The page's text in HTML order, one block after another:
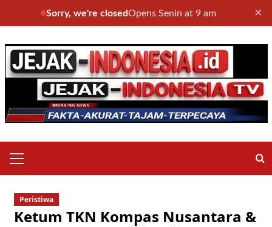
Sorry, we're closedOpens Senin at 9 am ×
to
content
Menu
Peristiwa
Ketum TKN Kompas Nusantara &